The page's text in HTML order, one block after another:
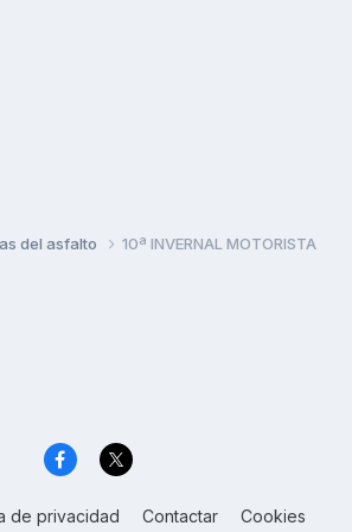
del asfalto 10ª INVERNAL MOTORISTA
de privacidad Contactar Cookies